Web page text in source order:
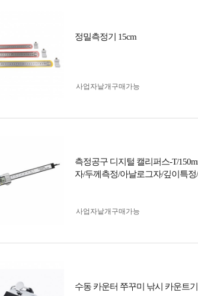
정밀측정기 15cm
사업자 낱개구매가능
측정공구 디지털 캘리퍼스-T/
자/두께측정/아날로그자/깊이특
사업자 낱개구매가능
수동 카운터 쭈꾸미 낚시 카운트